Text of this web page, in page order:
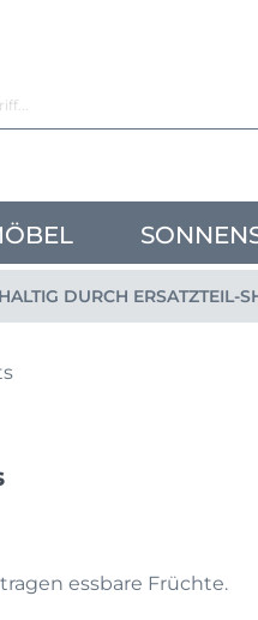
DURCH ERSATZTEIL-
essbare Früchte.